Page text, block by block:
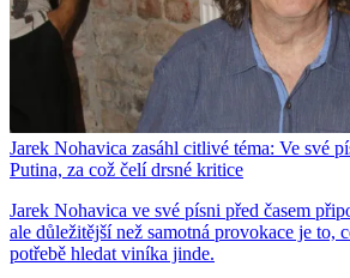
Jarek Nohavica zasáhl citlivé téma: Ve své
Putina, za což čelí drsné kritice
Jarek Nohavica ve své písni před časem
ale důležitější než samotná provokace je to,
potřebě hledat viníka jinde.